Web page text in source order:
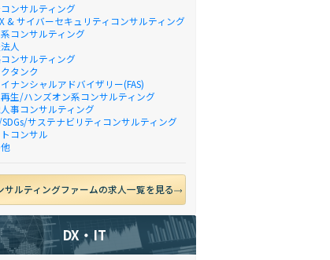
ンサルティング
& サイバーセキュリティコンサルティング
コンサルティング
人
ンサルティング
タンク
ナンシャルアドバイザリー(FAS)
生/ハンズオン系コンサルティング
事コンサルティング
SDGs/サステナビリティコンサルティング
コンサル
サルティングファームの求人一覧を見る
DX・IT